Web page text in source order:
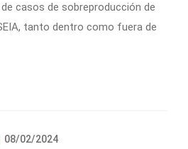
casos de sobreproducción de
tanto dentro como fuera de
08/02/2024